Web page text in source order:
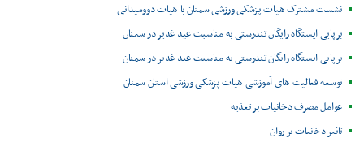
نشست مشترک هیات پزشکی ورزشی سمنان با هیات دوومیدانی
برپایی ایستگاه رایگان تندرستی به مناسبت عید غدیر در سمنان
برپایی ایستگاه رایگان تندرستی به مناسبت عید غدیر در سمنان
توسعه فعالیت های آموزشی هیات پزشکی ورزشی استان سمنان
عوامل مصرف دخانیات بر تغذیه
تاثیر دخانیات بر روان